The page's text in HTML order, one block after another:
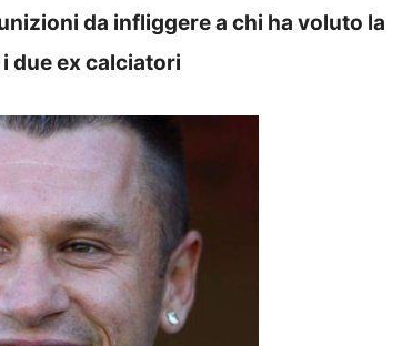
da infliggere a chi ha voluto la
due ex calciatori